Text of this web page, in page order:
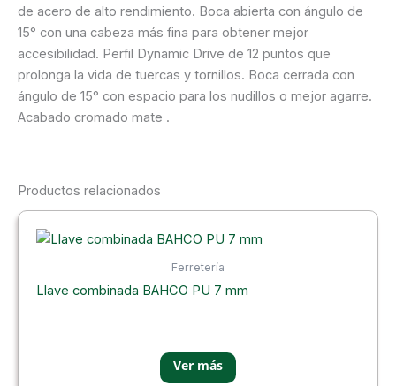
de acero de alto rendimiento. Boca abierta con ángulo de
15° con una cabeza más fina para obtener mejor
accesibilidad. Perfil Dynamic Drive de 12 puntos que
prolonga la vida de tuercas y tornillos. Boca cerrada con
ángulo de 15° con espacio para los nudillos o mejor agarre.
Acabado cromado mate .
Productos relacionados
Ferretería
Llave combinada BAHCO PU 7 mm